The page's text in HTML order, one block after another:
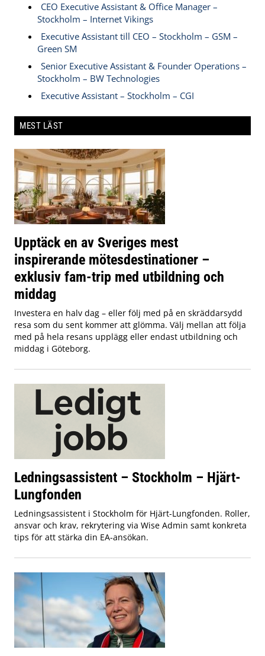
CEO Executive Assistant & Office Manager –
Stockholm – Internet Vikings
Executive Assistant till CEO – Stockholm – GSM –
Green SM
Senior Executive Assistant & Founder Operations –
Stockholm – BW Technologies
Executive Assistant – Stockholm – CGI
MEST LÄST
Upptäck en av Sveriges mest
inspirerande mötesdestinationer –
exklusiv fam-trip med utbildning och
middag
Investera en halv dag – eller följ med på en skräddarsydd
resa som du sent kommer att glömma. Välj mellan att följa
med på hela resans upplägg eller endast utbildning och
middag i Göteborg.
Ledningsassistent – Stockholm – Hjärt-
Lungfonden
Ledningsassistent i Stockholm för Hjärt-Lungfonden. Roller,
ansvar och krav, rekrytering via Wise Admin samt konkreta
tips för att stärka din EA-ansökan.